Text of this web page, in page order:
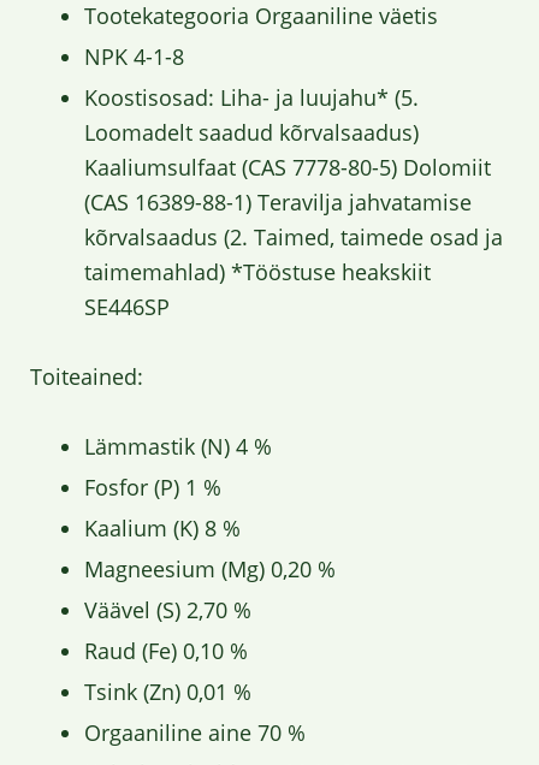
Tootekategooria Orgaaniline väetis
NPK 4-1-8
Koostisosad: Liha- ja luujahu* (5.
Loomadelt saadud kõrvalsaadus)
Kaaliumsulfaat (CAS 7778-80-5) Dolomiit
(CAS 16389-88-1) Teravilja jahvatamise
kõrvalsaadus (2. Taimed, taimede osad ja
taimemahlad) *Tööstuse heakskiit
SE446SP
Toiteained:
Lämmastik (N) 4 %
Fosfor (P) 1 %
Kaalium (K) 8 %
Magneesium (Mg) 0,20 %
Väävel (S) 2,70 %
Raud (Fe) 0,10 %
Tsink (Zn) 0,01 %
Orgaaniline aine 70 %